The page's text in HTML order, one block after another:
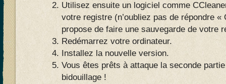
Utilisez ensuite un logiciel comme
votre registre (n’oubliez pas de répondre «
propose de faire une sauvegarde de votre
Redémarrez votre ordinateur.
Installez la nouvelle version.
Vous êtes prêts à attaque la seconde
bidouillage !